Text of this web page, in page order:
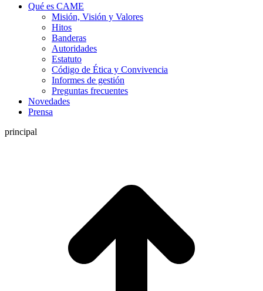
Qué es CAME
Misión, Visión y Valores
Hitos
Banderas
Autoridades
Estatuto
Código de Ética y Convivencia
Informes de gestión
Preguntas frecuentes
Novedades
Prensa
principal